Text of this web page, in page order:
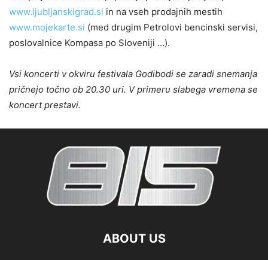
www.ljubljanskigrad.si in na vseh prodajnih mestih
www.mojekarte.si (med drugim Petrolovi bencinski servisi,
poslovalnice Kompasa po Sloveniji …).
Vsi koncerti v okviru festivala Godibodi se zaradi snemanja
pričnejo točno ob 20.30 uri. V primeru slabega vremena se
koncert prestavi.
ABOUT US